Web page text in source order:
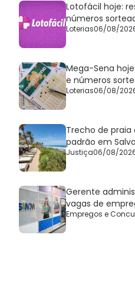
Lotofácil hoje:
números
Loterias06/08/
Mega-Sena
e números
Loterias06/08/
Trecho de
padrão em
Justiça06/08/
Gerente
vagas de
Empregos e